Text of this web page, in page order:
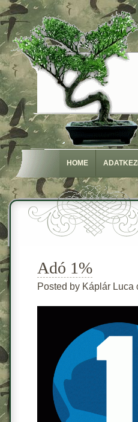
HOME
Adó 1%
Posted by Káplár Luca